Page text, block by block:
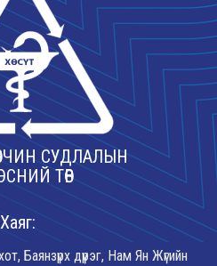
СУДЛАЛЫН
ТӨВ
Хаяг:
Баянзүрх дүүрэг, Нам Ян Жүгийн